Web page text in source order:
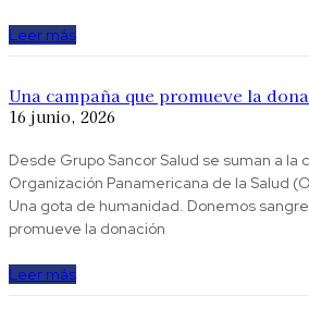
Leer más
Una campaña que promueve la
16 junio, 2026
Desde Grupo Sancor Salud se suman a la
Organización Panamericana de la Salud
Una gota de humanidad. Donemos
promueve la donación
Leer más